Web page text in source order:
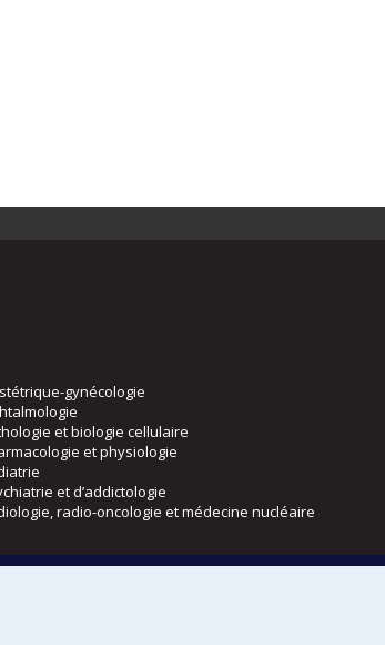
gynécologie
et biologie cellulaire
et physiologie
et d’addictologie
radio-oncologie et médecine nucléaire